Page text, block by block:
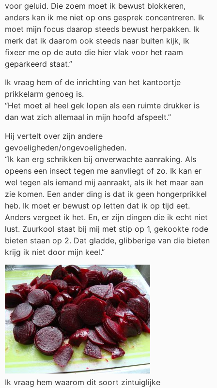
voor geluid. Die zoem moet ik bewust blokkeren,
anders kan ik me niet op ons gesprek concentreren. Ik
moet mijn focus daarop steeds bewust herpakken. Ik
merk dat ik daarom ook steeds naar buiten kijk, ik
fixeer me op de auto die hier vlak voor het raam
geparkeerd staat.”
Ik vraag hem of de inrichting van het kantoortje
prikkelarm genoeg is.
“Het moet al heel gek lopen als een ruimte drukker is
dan wat zich allemaal in mijn hoofd afspeelt.”
Hij vertelt over zijn andere
gevoeligheden/ongevoeligheden.
“Ik kan erg schrikken bij onverwachte aanraking. Als
opeens een insect tegen me aanvliegt of zo. Ik kan er
wel tegen als iemand mij aanraakt, als ik het maar aan
zie komen. Een ander ding is dat ik geen hongerprikkel
heb. Ik moet er bewust op letten dat ik op tijd eet.
Anders vergeet ik het. En, er zijn dingen die ik echt niet
lust. Zuurkool staat bij mij met stip op 1, gekookte rode
bieten staan op 2. Dat gladde, glibberige van die bieten
krijg ik niet door mijn keel.”
Ik vraag hem waarom dit soort zintuiglijke